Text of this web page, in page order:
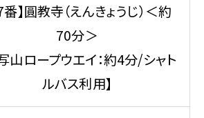
番】圓教寺（えんきょうじ）＜約
70分＞
山ロープウエイ：約4分/シャト
ルバス利用】